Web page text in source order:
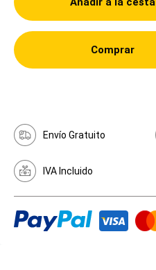
Comprar
Envío Gratuito
IVA Incluido